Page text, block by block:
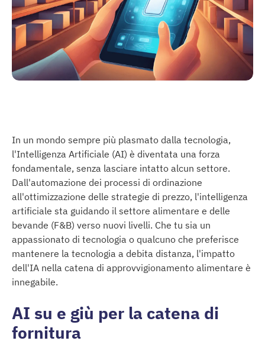
In un mondo sempre più plasmato dalla tecnologia,
l'Intelligenza Artificiale (AI) è diventata una forza
fondamentale, senza lasciare intatto alcun settore.
Dall'automazione dei processi di ordinazione
all'ottimizzazione delle strategie di prezzo, l'intelligenza
artificiale sta guidando il settore alimentare e delle
bevande (F&B) verso nuovi livelli. Che tu sia un
appassionato di tecnologia o qualcuno che preferisce
mantenere la tecnologia a debita distanza, l'impatto
dell'IA nella catena di approvvigionamento alimentare è
innegabile.
AI su e giù per la catena di
fornitura